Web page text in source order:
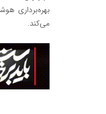
بهره‌برداری
می‌کند.